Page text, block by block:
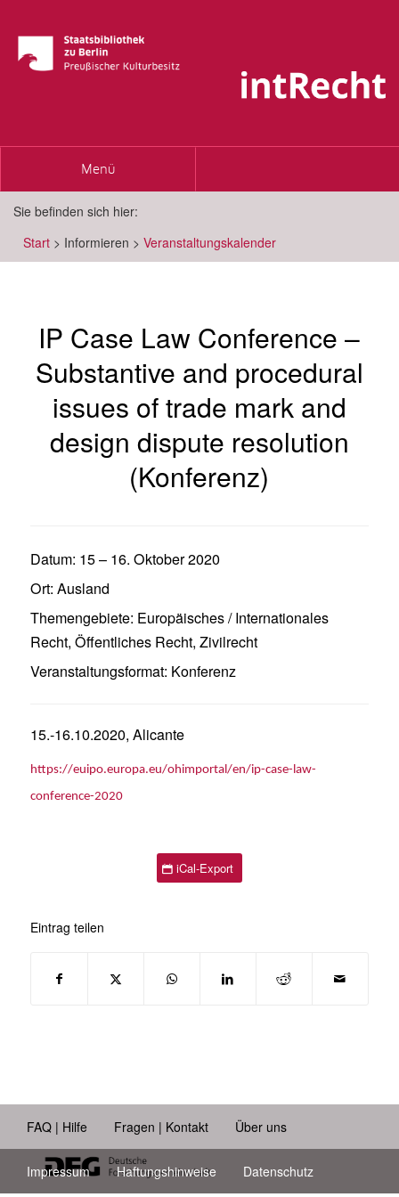
Toggle
Menü
Sie befinden sich hier:
Start > Informieren > Veranstaltungskalender
IP Case Law Conference –
Substantive and procedural
issues of trade mark and
design dispute resolution
(Konferenz)
Datum: 15– 16. Oktober 2020
Ort: Ausland
Themengebiete: Europäisches / Internationales
Recht, Öffentliches Recht, Zivilrecht
Veranstaltungsformat: Konferenz
15.-16.10.2020, Alicante
https://euipo.europa.eu/ohimportal/en/ip-case-law-
conference-2020
iCal-Export
Eintrag teilen
FAQ | Hilfe Fragen | Kontakt Über uns
Impressum Haftungshinweise Datenschutz